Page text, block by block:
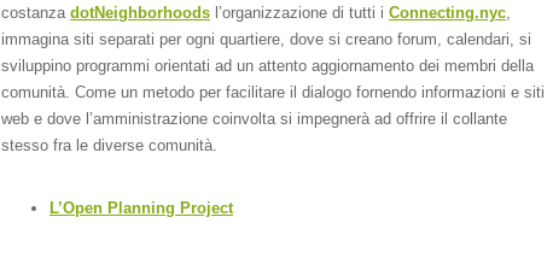
costanza dotNeighborhoods l’organizzazione di tutti i Connecting.nyc
immagina siti separati per ogni quartiere, dove si creano forum, calendari, si
sviluppino programmi orientati ad un attento aggiornamento dei membri della
comunità. Come un metodo per facilitare il dialogo fornendo informazioni e siti
web e dove l’amministrazione coinvolta si impegnerà ad offrire il collante
stesso fra le diverse comunità.
L’Open Planning Project